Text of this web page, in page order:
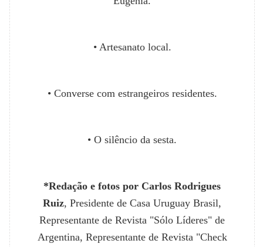
• Artesanato local.
• Converse com estrangeiros residentes.
• O silêncio da sesta.
*Redação e fotos por Carlos Rodrigues
Ruiz, Presidente de Casa Uruguay Brasil,
Representante de Revista "Sólo Líderes" de
Argentina, Representante de Revista "Check